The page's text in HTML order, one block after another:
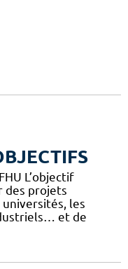
L’objectif
des projets
les
et de